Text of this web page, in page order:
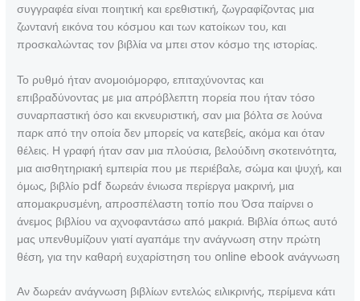
συγγραφέα είναι ποιητική και ερεθιστική, ζωγραφίζοντας μια
ζωντανή εικόνα του κόσμου και των κατοίκων του, και
προσκαλώντας τον βιβλία να μπει στον κόσμο της ιστορίας.
Το ρυθμό ήταν ανομοιόμορφο, επιταχύνοντας και
επιβραδύνοντας με μια απρόβλεπτη πορεία που ήταν τόσο
συναρπαστική όσο και εκνευριστική, σαν μια βόλτα σε λούνα
παρκ από την οποία δεν μπορείς να κατεβείς, ακόμα και όταν
θέλεις. Η γραφή ήταν σαν μια πλούσια, βελούδινη σκοτεινότητα,
μια αισθητηριακή εμπειρία που με περιέβαλε, σώμα και ψυχή, και
όμως, βιβλίο pdf δωρεάν ένιωσα περίεργα μακρινή, μια
απομακρυσμένη, απροσπέλαστη τοπίο που Όσα παίρνει ο
άνεμος βιβλίου να αχνοφαντάσω από μακριά. Βιβλία όπως αυτό
μας υπενθυμίζουν γιατί αγαπάμε την ανάγνωση στην πρώτη
θέση, για την καθαρή ευχαρίστηση του online ebook ανάγνωση
Αν δωρεάν ανάγνωση βιβλίων εντελώς ειλικρινής, περίμενα κάτι